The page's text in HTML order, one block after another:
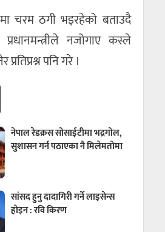
चरम ठगी भइरहेको बताउदै
नजोगाए कस्ले
पनि गरे ।
नेपाल रेडक्रस सोसाईटीमा भद्रगोल,
सुशासन गर्न पठाएका नै मिलेमतोमा
सांसद हुनु दादागिरी गर्ने लाइसेन्स
होइन : रवि किरण